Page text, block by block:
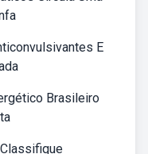
E
Brasileiro